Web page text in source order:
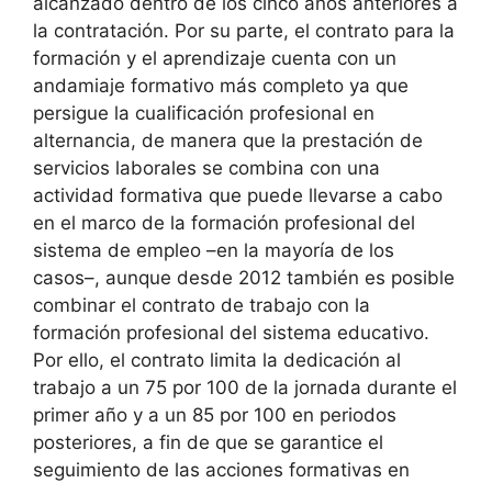
la contratación. Por su parte, el contrato para la
formación y el aprendizaje cuenta con un
andamiaje formativo más completo ya que
persigue la cualificación profesional en
alternancia, de manera que la prestación de
servicios laborales se combina con una
actividad formativa que puede llevarse a cabo
en el marco de la formación profesional del
sistema de empleo –en la mayoría de los
casos–, aunque desde 2012 también es posible
combinar el contrato de trabajo con la
formación profesional del sistema educativo.
Por ello, el contrato limita la dedicación al
trabajo a un 75 por 100 de la jornada durante el
primer año y a un 85 por 100 en periodos
posteriores, a fin de que se garantice el
seguimiento de las acciones formativas en